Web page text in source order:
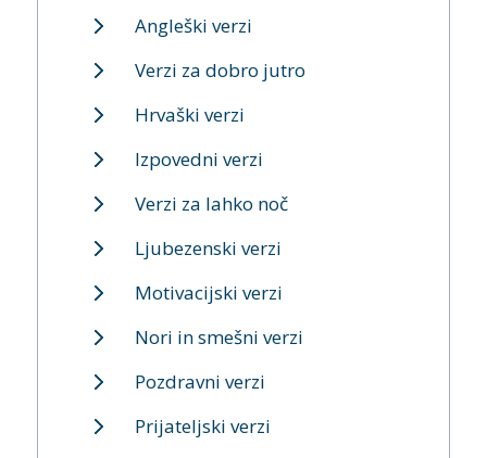
Angleški verzi
Verzi za dobro jutro
Hrvaški verzi
Izpovedni verzi
Verzi za lahko noč
Ljubezenski verzi
Motivacijski verzi
Nori in smešni verzi
Pozdravni verzi
Prijateljski verzi